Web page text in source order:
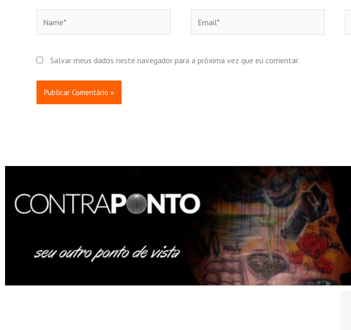
Salvar meus dados neste navegador para a próxima vez que eu comentar.